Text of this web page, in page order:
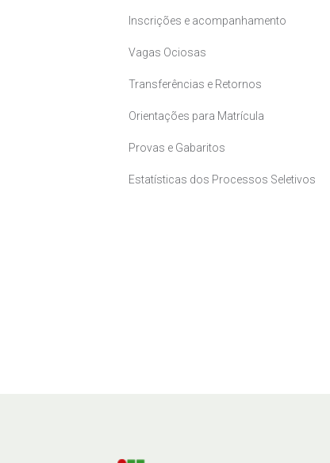
Inscrições e acompanhamento
Vagas Ociosas
Transferências e Retornos
Orientações para Matrícula
Provas e Gabaritos
Estatísticas dos Processos Seletivos